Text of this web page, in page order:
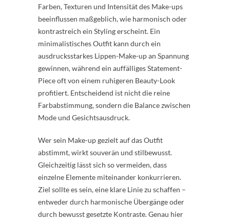
Farben, Texturen und Intensität des Make-ups
beeinflussen maßgeblich, wie harmonisch oder
kontrastreich ein Styling erscheint. Ein
minimalistisches Outfit kann durch ein
ausdrucksstarkes Lippen-Make-up an Spannung
gewinnen, während ein auffälliges Statement-
Piece oft von einem ruhigeren Beauty-Look
profitiert. Entscheidend ist nicht die reine
Farbabstimmung, sondern die Balance zwischen
Mode und Gesichtsausdruck.
Wer sein Make-up gezielt auf das Outfit
abstimmt, wirkt souverän und stilbewusst.
Gleichzeitig lässt sich so vermeiden, dass
einzelne Elemente miteinander konkurrieren.
Ziel sollte es sein, eine klare Linie zu schaffen –
entweder durch harmonische Übergänge oder
durch bewusst gesetzte Kontraste. Genau hier